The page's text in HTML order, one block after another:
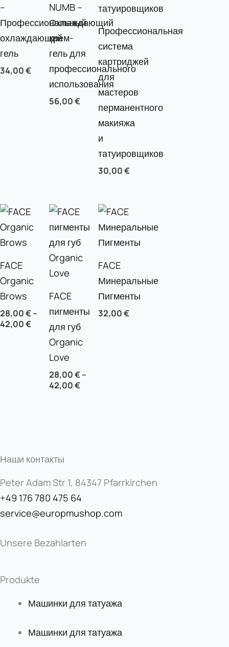
–
Профессиональный
охлаждающий
гель
34,00€
NUMB –
Охлаждающий
крем-
гель для
профессионального
использования
56,00€
Профессиональная
система
картриджей
для
мастеров
перманентного
макияжа
и
татуировщиков
30,00€
FACE
Organic
Brows
28,00€–
42,00€
FACE
пигменты
для губ
Organic
Love
28,00€–
42,00€
FACE
Минеральные
Пигменты
32,00€
Наши контакты
Peter Adam Str 1, 84347 Pfarrkirchen
+49 176 780 475 64
service@europmushop.com
Unsere Bezahlarten
Produkte
Машинки для татуажа
Машинки для татуажа